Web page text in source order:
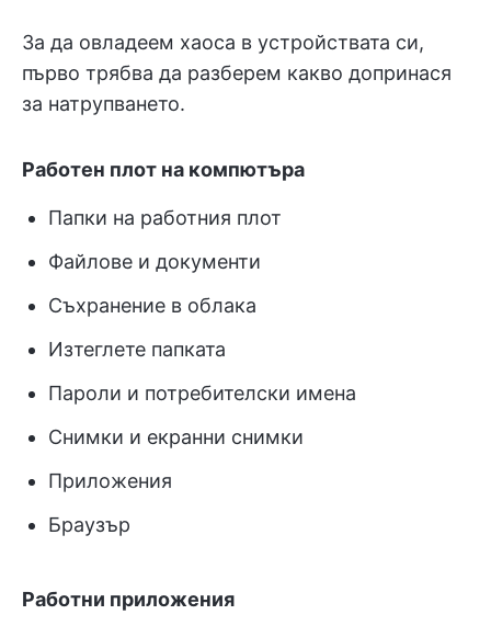
За да овладеем хаоса в устройствата си,
първо трябва да разберем какво допринася
за натрупването.
Работен плот на компютъра
Папки на работния плот
Файлове и документи
Съхранение в облака
Изтеглете папката
Пароли и потребителски имена
Снимки и екранни снимки
Приложения
Браузър
Работни приложения